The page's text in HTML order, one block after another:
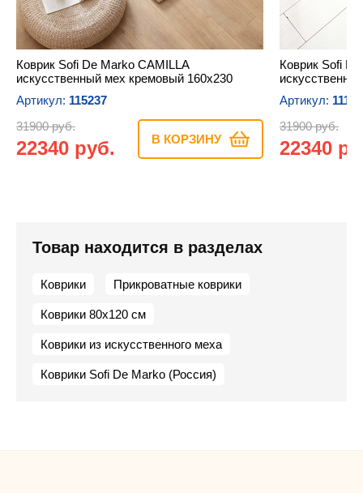
Коврик Sofi De Marko CAMILLA
искусственный мех кремовый 160х230
Артикул: 115237
31900 руб.
22340 руб. В КОРЗИНУ
Коврик Sofi
Артикул:
31900 руб.
22340
Товар находится в разделах
Коврики Прикроватные коврики
Коврики 80х120 см
Коврики из искусственного меха
Коврики Sofi De Marko (Россия)